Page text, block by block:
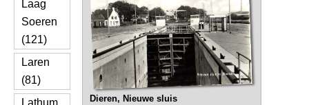
Laag
Soeren
(121)
Laren
(81)
Lathum
Dieren, Nieuwe sluis